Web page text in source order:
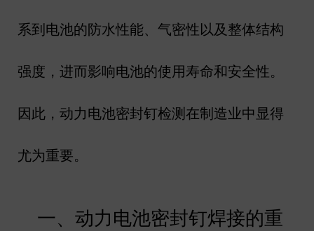
系到电池的防水性能、气密性以及整体结构
强度，进而影响电池的使用寿命和安全性。
因此，动力电池密封钉检测在制造业中显得
尤为重要。
一、动力电池密封钉焊接的重